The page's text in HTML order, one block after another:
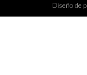
Diseño de